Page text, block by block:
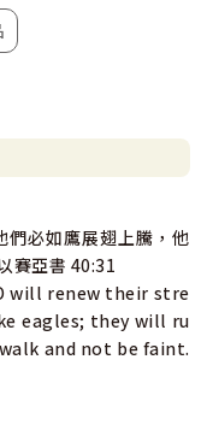
們必如鷹展翅上騰，他
賽亞書 40:31
will renew their stre
eagles; they will ru
and not be faint.